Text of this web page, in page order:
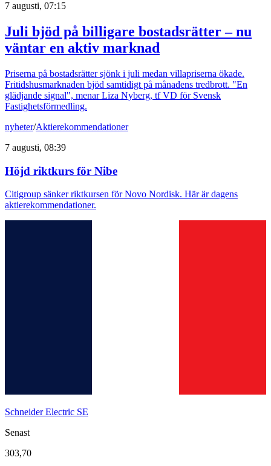
7 augusti, 07:15
Juli bjöd på billigare bostadsrätter – nu
väntar en aktiv marknad
Priserna på bostadsrätter sjönk i juli medan villapriserna ökade.
Fritidshusmarknaden bjöd samtidigt på månadens tredbrott. "En
glädjande signal", menar Liza Nyberg, tf VD för Svensk
Fastighetsförmedling.
nyheter/Aktierekommendationer
7 augusti, 08:39
Höjd riktkurs för Nibe
Citigroup sänker riktkursen för Novo Nordisk. Här är dagens
aktierekommendationer.
Schneider Electric SE
Senast
303,70